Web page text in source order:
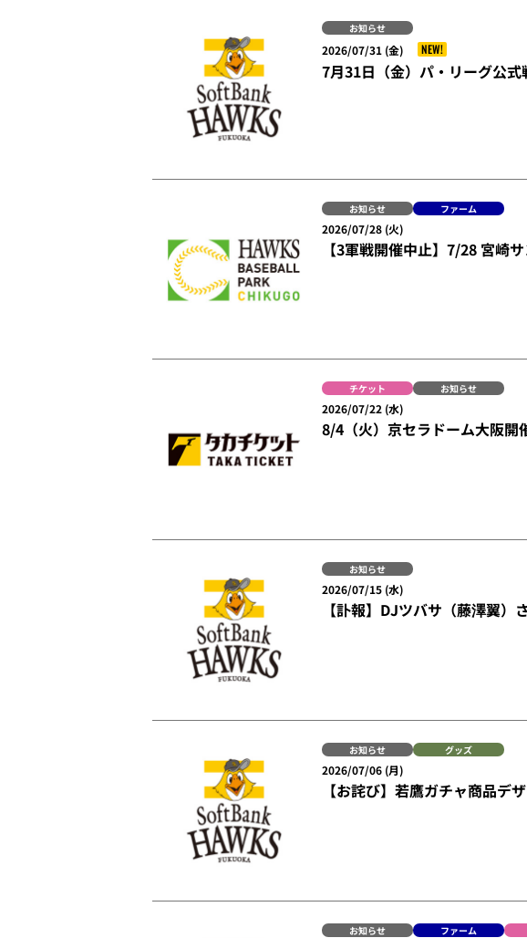
お知らせ
2026/07/31 (金) NEW!
7月31日（金）パ・リーグ公
お知らせ ファーム
2026/07/28 (火)
【3軍戦開催中止】7/28 宮崎
チケット お知らせ
2026/07/22 (水)
8/4（火）京セラドーム大阪開
お知らせ
2026/07/15 (水)
【訃報】DJツバサ（藤澤翼）
お知らせ グッズ
2026/07/06 (月)
【お詫び】若鷹ガチャ商品デ
お知らせ ファーム